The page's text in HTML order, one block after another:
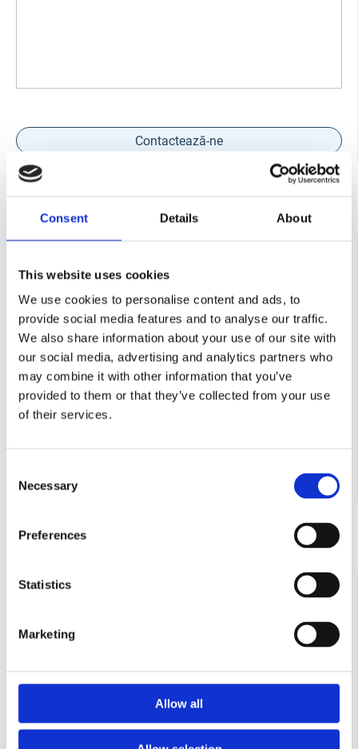
Consent Details About
This website uses cookies
We use cookies to personalise content and ads, to
provide social media features and to analyse our traffic.
We also share information about your use of our site with
our social media, advertising and analytics partners who
may combine it with other information that you’ve
provided to them or that they’ve collected from your use
of their services.
Selection
Necessary
Preferences
Statistics
Marketing
Allow all
Contactează-ne
12.8m/600kg Diesel 18.8KW/El. 7.2KW cu stabilizatori
Nacela foarfeca IMER ACCESS IM13180D Hlucru